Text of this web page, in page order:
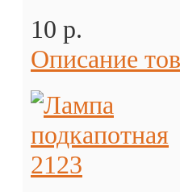
10 p.
Описание